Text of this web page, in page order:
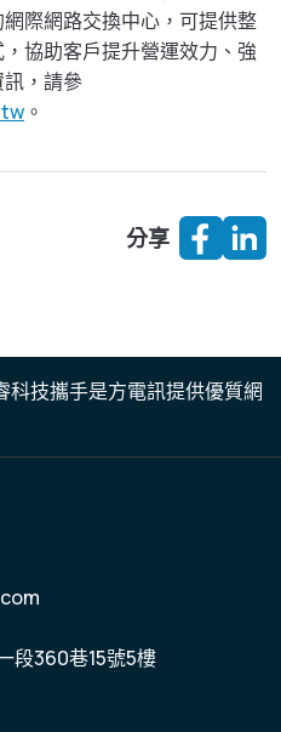
際網路交換中心，可提供整
協助客戶提升營運效力、強
，請參
。
分享
科技攜手是方電訊提供優質網
段360巷15號5樓